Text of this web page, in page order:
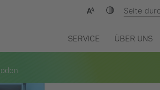
SERVICE ÜBER UNS